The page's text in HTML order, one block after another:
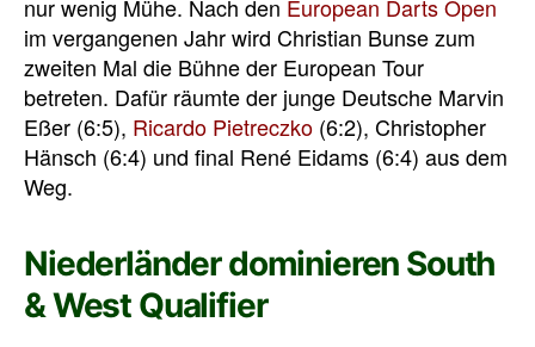
nur wenig Mühe. Nach den European Darts Open
im vergangenen Jahr wird Christian Bunse zum
zweiten Mal die Bühne der European Tour
betreten. Dafür räumte der junge Deutsche Marvin
Eßer (6:5), Ricardo Pietreczko (6:2), Christopher
Hänsch (6:4) und final René Eidams (6:4) aus dem
Weg.
Niederländer dominieren South
& West Qualifier